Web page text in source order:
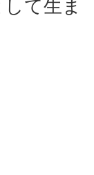
て生ま